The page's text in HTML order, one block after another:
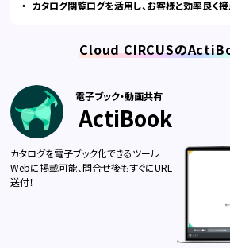
カタログ閲覧ログを活用し、お客様と効率良く
Cloud CIRCUSの
電子ブック・動画共有
ActiBook
カタログを電子ブック化できるツール
Webに掲載可能、問合せ後もすぐにURL
送付！